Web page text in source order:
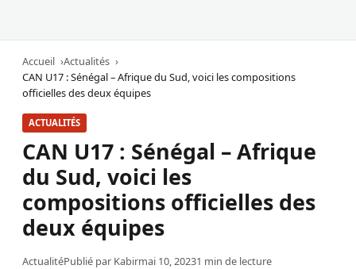
Accueil
Actualités
CAN U17 : Sénégal – Afrique du Sud, voici les compositions
officielles des deux équipes
ACTUALITÉS
CAN U17 : Sénégal – Afrique
du Sud, voici les
compositions officielles des
deux équipes
ActualitéPublié par Kabirmai 10, 20231 min de lecture